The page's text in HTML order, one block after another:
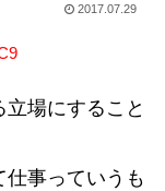
2017.07.29
場にすること
事っていうも